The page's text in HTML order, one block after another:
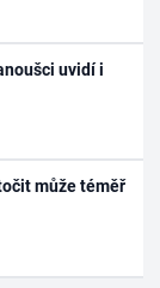
uvidí i
může téměř